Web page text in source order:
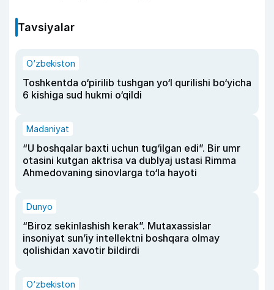
Tavsiyalar
O‘zbekiston
Toshkentda o‘pirilib tushgan yo‘l qurilishi bo‘yicha
6 kishiga sud hukmi o‘qildi
Madaniyat
“U boshqalar baxti uchun tug‘ilgan edi”. Bir umr
otasini kutgan aktrisa va dublyaj ustasi Rimma
Ahmedovaning sinovlarga to‘la hayoti
Dunyo
“Biroz sekinlashish kerak”. Mutaxassislar
insoniyat sun’iy intellektni boshqara olmay
qolishidan xavotir bildirdi
O‘zbekiston